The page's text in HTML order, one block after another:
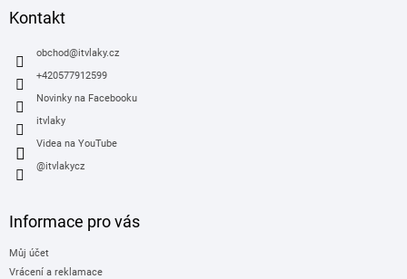
Kontakt
obchod@itvlaky.cz
+420577912599
Novinky na Facebooku
itvlaky
Videa na YouTube
@itvlakycz
Informace pro vás
Můj účet
Vrácení a reklamace